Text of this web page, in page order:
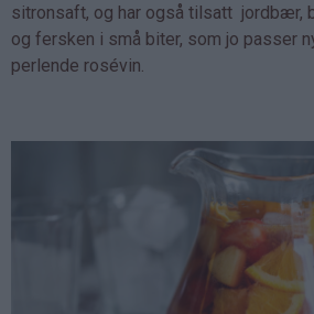
sitronsaft, og har også tilsatt jordbær,
og fersken i små biter, som jo passer
perlende rosévin.